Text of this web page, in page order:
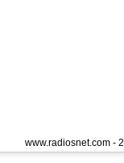
www.radiosnet.com -